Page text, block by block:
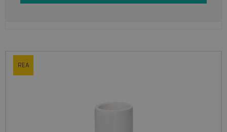
REA